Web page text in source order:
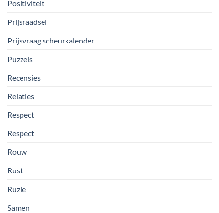
Positiviteit
Prijsraadsel
Prijsvraag scheurkalender
Puzzels
Recensies
Relaties
Respect
Respect
Rouw
Rust
Ruzie
Samen